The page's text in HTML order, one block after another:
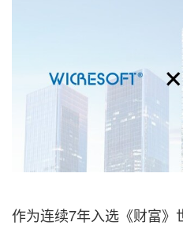
作为连续7年入选《财富》